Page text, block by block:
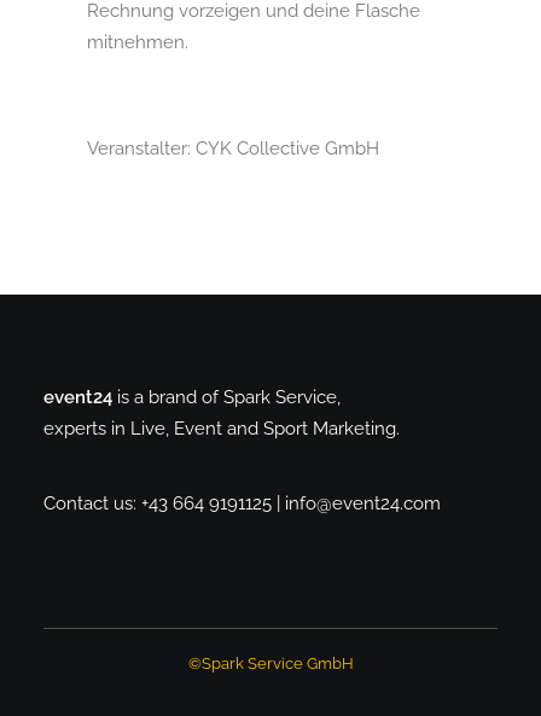
Rechnung vorzeigen und deine Flasche
mitnehmen.
Veranstalter: CYK Collective GmbH
event24 is a brand of Spark Service,
experts in Live, Event and Sport Marketing.
Contact us: +43 664 9191125 | info@event24.com
©Spark Service GmbH